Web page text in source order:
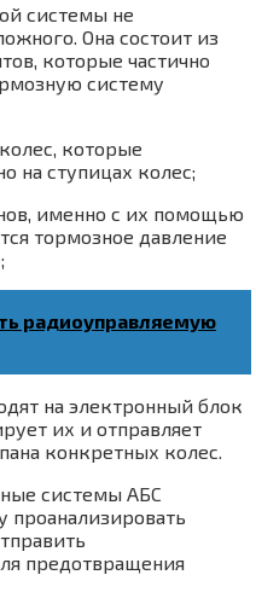
системы не
Она состоит из
которые частично
систему
которые
на ступицах колес;
именно с их помощью
тормозное давление
радиоуправляемую
на электронный блок
их и отправляет
конкретных колес.
системы АБС
проанализировать
предотвращения